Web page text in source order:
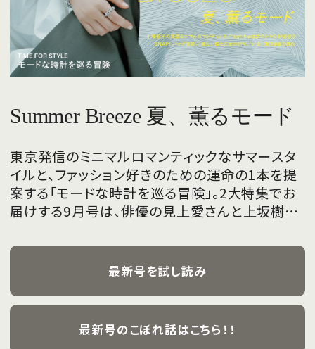
Summer Breeze 夏、薫るモード
東京発信のミニマルロマンティックなサマースタ
イルと、ファッション好きのための運命の1本を提
案する「モードな時計を巡る冒険」。2大特集でお
届けする9月号は、俳優の見上愛さんと上坂樹里
飾ります。
最新号を試し読み
最新号のこぼれ話はこちら！！